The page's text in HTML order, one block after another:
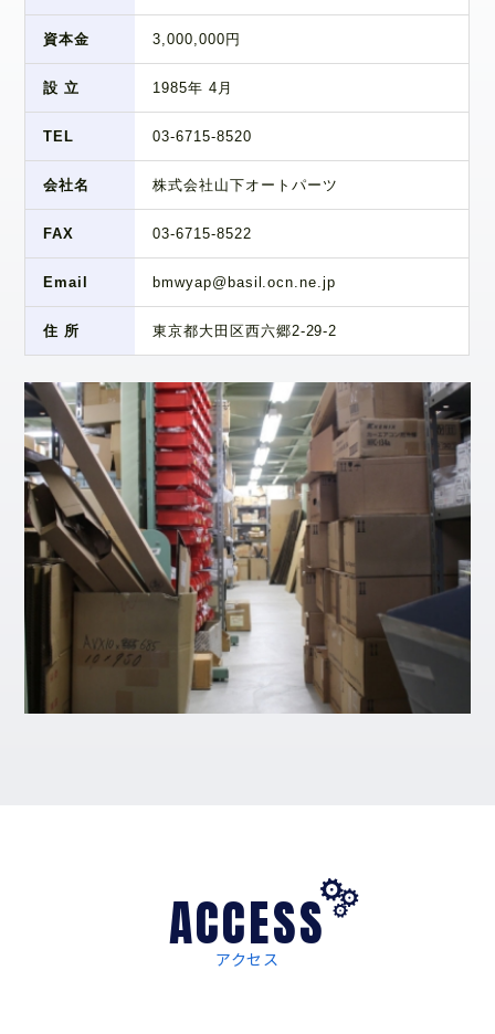
資本金 3,000,000円
設 立 1985年 4月
TEL 03-6715-8520
会社名 株式会社山下オートパーツ
FAX 03-6715-8522
Email bmwyap@basil.ocn.ne.jp
住 所 東京都大田区西六郷2-29-2
ACCESS
アクセス